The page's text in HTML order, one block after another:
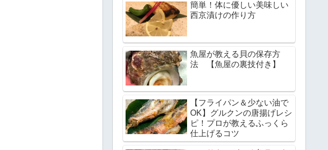
簡単！体に優しい美味しい
西京漬けの作り方
魚屋が教える貝の保存方
法 【魚屋の裏技付き】
【フライパン＆少ない油で
OK】グルクンの唐揚げレシ
ピ！プロが教えるふっくら
仕上げるコツ